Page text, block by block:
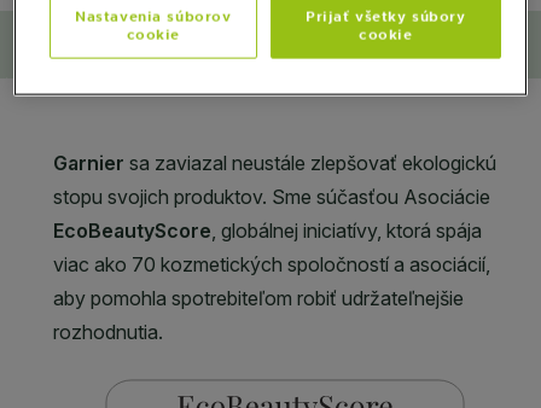
Vplyv na životné prostredie
CLOSE SUBPANEL
Nastavenia súborov
cookie
Prijať všetky súbory
cookie